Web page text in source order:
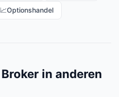
📈Optionshandel
in anderen